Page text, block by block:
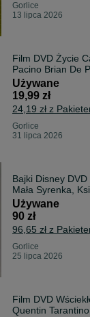
Gorlice
13 lipca 2026
Film DVD Życie
Pacino Brian De
Lektor
Używane
19,99 zł
24,19 zł z
Gorlice
31 lipca 2026
Bajki Disney
Mała Syrenka,
Używane
90 zł
96,65 zł z
Gorlice
25 lipca 2026
Film DVD
Quentin